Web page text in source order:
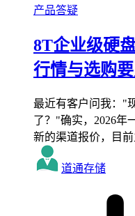
产品答疑
8T企业级硬
行情与选购
最近有客户问我："
了？"确实，2026年
新的渠道报价，目
道通存储